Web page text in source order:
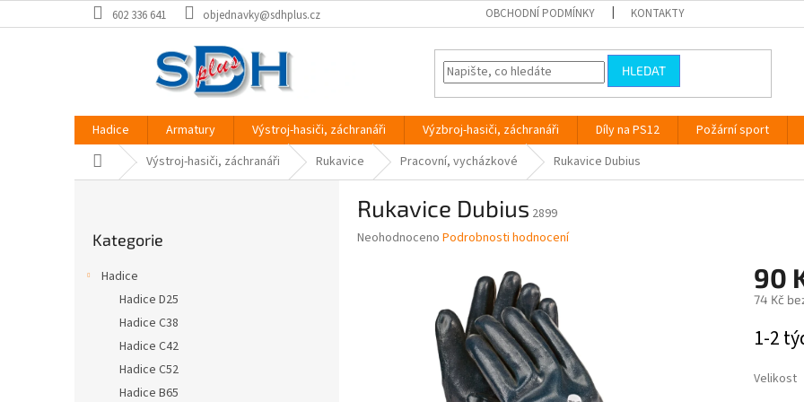
na
602 336 641 objednavky@sdhplus.cz OBCHODNÍ PODMÍNKY KONTAKTY
HLEDAT
Hadice Armatury Výstroj-hasiči, záchranáři Výzbroj-hasiči, záchranáři Díly na PS12 Požární sport
Domů Výstroj-hasiči, záchranáři Rukavice Pracovní, vycházkové Rukavice Dubius
kategorie
Kategorie
Hadice
Hadice D25
Hadice C38
Hadice C42
Hadice C52
Hadice B65
Rukavice Dubius 2899
Průměrné
Neohodnoceno Podrobnosti hodnocení
90
74 Kč
cena:
1-2
Velikost